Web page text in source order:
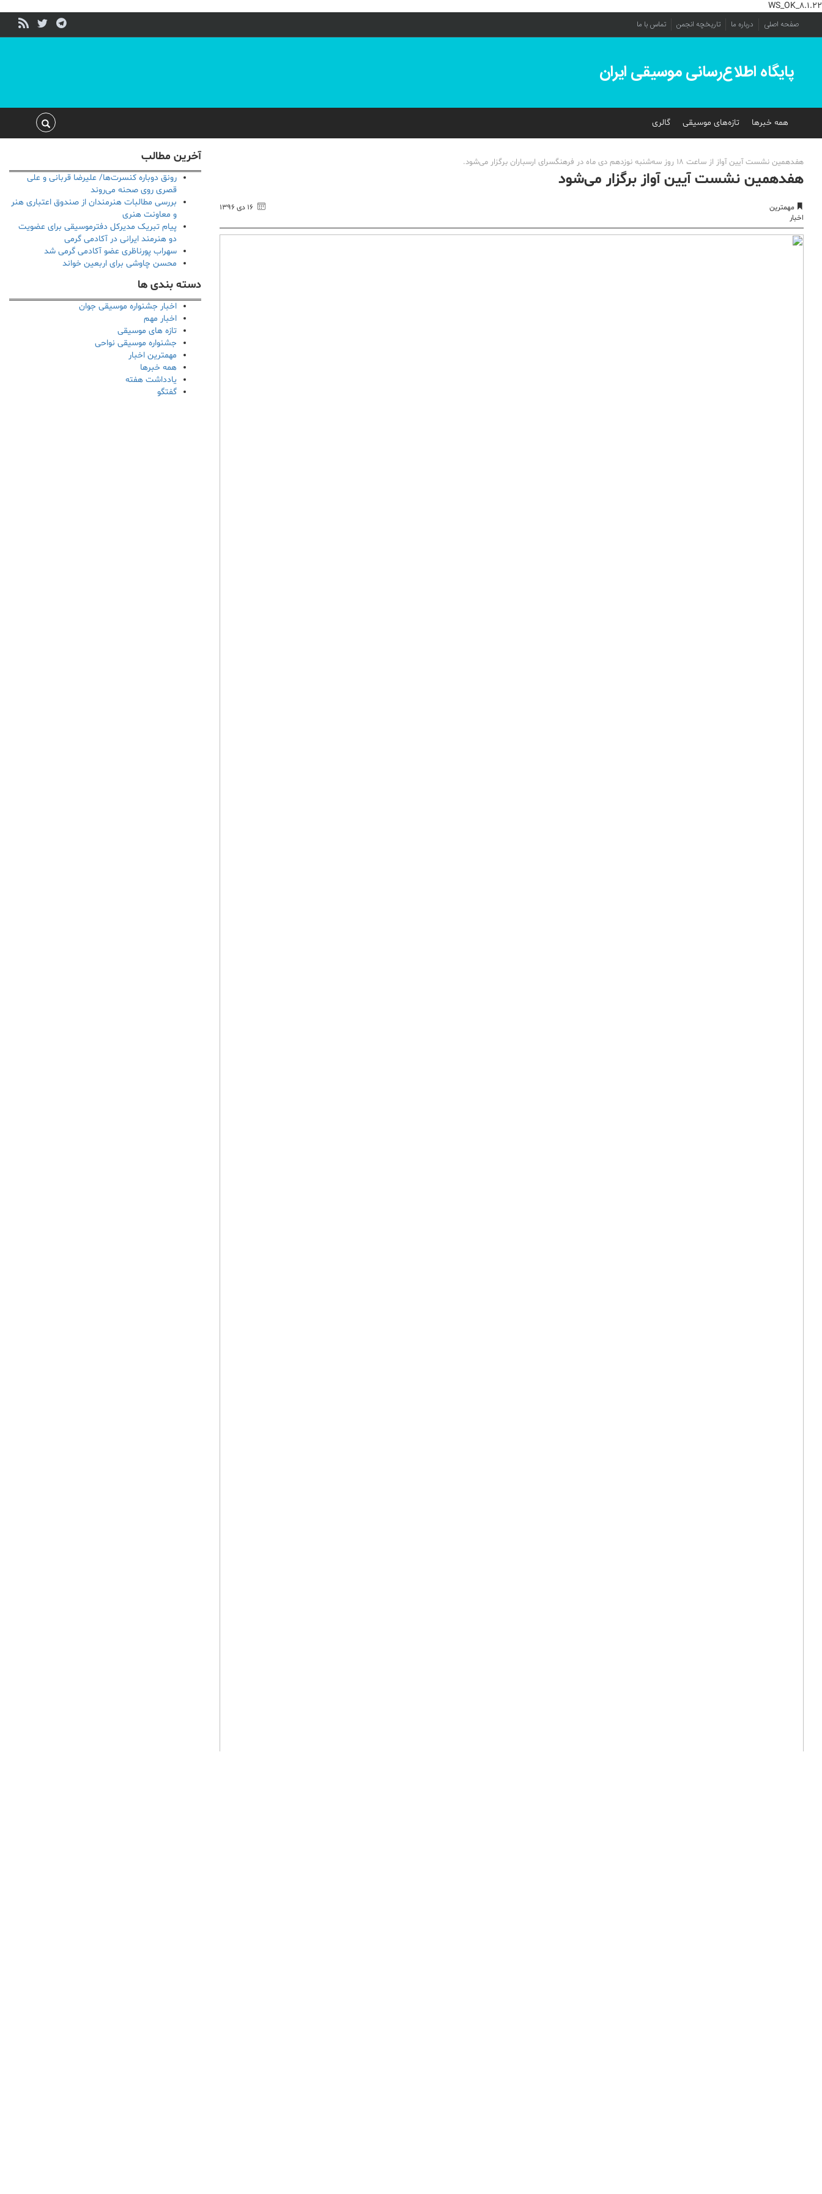
WS_OK_8.1.22
صفحه اصلی درباره ما تاریخچه انجمن تماس با ما
پایگاه اطلاع‌رسانی موسیقی ایران
همه خبرها تازه‌های موسیقی گالری
هفدهمین نشست آیین آواز از ساعت 18 روز سه‌شنبه نوزدهم دی ماه در فرهنگسرای ارسباران برگزار می‌شود.
هفدهمین نشست آیین آواز برگزار می‌شود
مهمترین
اخبار
۱۶ دی ۱۳۹۶
آخرین مطالب
رونق دوباره کنسرت‌ها/ علیرضا قربانی و علی
قصری روی صحنه می‌روند
بررسی مطالبات هنرمندان از صندوق اعتباری هنر
و معاونت هنری
پیام تبریک مدیرکل دفترموسیقی برای عضویت
دو هنرمند ایرانی در آکادمی گرمی
سهراب پورناظری عضو آکادمی گرمی شد
محسن چاوشی برای اربعین خواند
دسته بندی ها
اخبار جشنواره موسیقی جوان
اخبار مهم
تازه های موسیقی
جشنواره موسیقی نواحی
مهمترین اخبار
همه خبرها
یادداشت هفته
گفتگو